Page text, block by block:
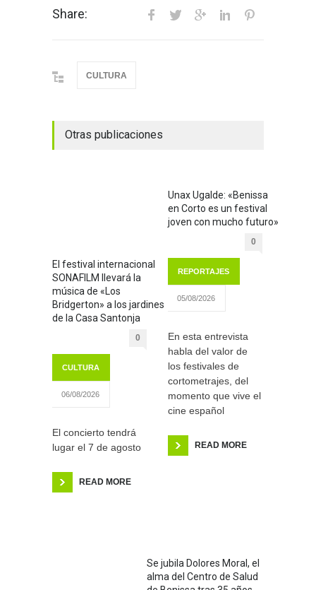
Share:
CULTURA
Otras publicaciones
El festival internacional
SONAFILM llevará la
música de «Los
Bridgerton» a los jardines
de la Casa Santonja
0
CULTURA
06/08/2026
El concierto tendrá
lugar el 7 de agosto
READ MORE
Unax Ugalde: «Benissa
en Corto es un festival
joven con mucho futuro»
0
REPORTAJES
05/08/2026
En esta entrevista
habla del valor de
los festivales de
cortometrajes, del
momento que vive el
cine español
READ MORE
Se jubila Dolores Moral, el
alma del Centro de Salud